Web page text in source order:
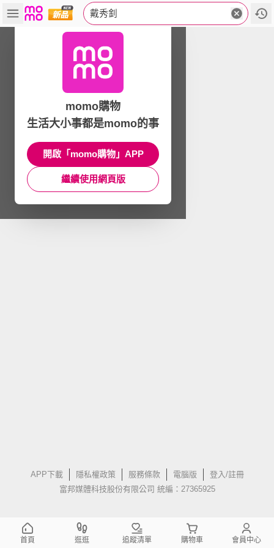
戴秀釗
APP下載 隱私權政策 服務條款 電腦版
登入/註冊
富邦媒體科技股份有限公司 統編：27365925
momo購物
生活大小事都是momo的事
開啟「momo購物」APP
繼續使用網頁版
首頁 逛逛 追蹤清單 購物車 會員中心